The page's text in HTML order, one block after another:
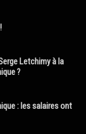
Letchimy à la
?
: les salaires ont